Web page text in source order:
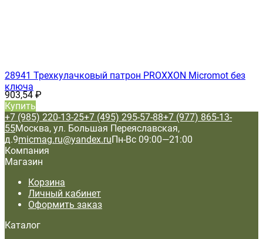
28941 Трехкулачковый патрон PROXXON Micromot без
ключа
903,54₽
Купить
+7 (985) 220-13-25+7 (495) 295-57-88+7 (977) 865-13-
55Москва, ул. Большая Переяславская,
д.9micmag.ru@yandex.ruПн-Вс 09:00—21:00
Компания
Магазин
Корзина
Личный кабинет
Оформить заказ
Каталог